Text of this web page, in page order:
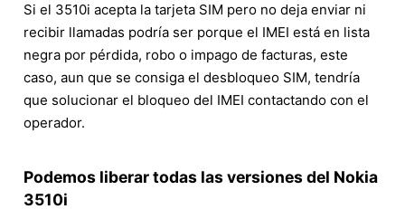
Si el 3510i acepta la tarjeta SIM pero no deja enviar ni
recibir llamadas podría ser porque el IMEI está en lista
negra por pérdida, robo o impago de facturas, este
caso, aun que se consiga el desbloqueo SIM, tendría
que solucionar el bloqueo del IMEI contactando con el
operador.
Podemos liberar todas las versiones del Nokia
3510i